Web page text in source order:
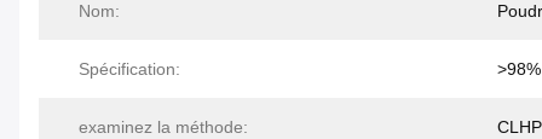
Nom:
Spécification: >98%
examinez la méthode: CLHP